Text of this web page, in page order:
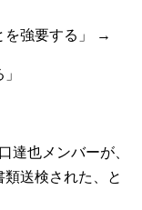
を強要する」 →
達也メンバーが、
送検された、と